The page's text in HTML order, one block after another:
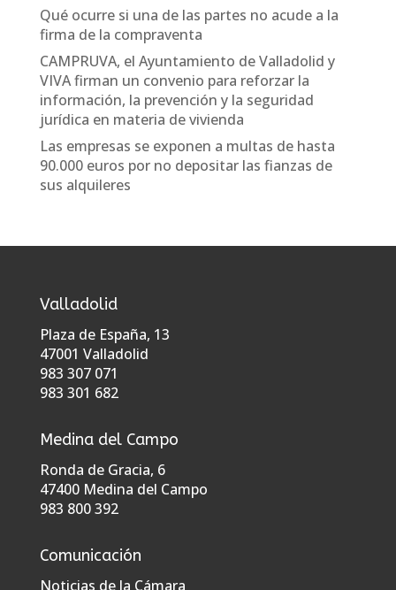
Qué ocurre si una de las partes no acude a la
firma de la compraventa
CAMPRUVA, el Ayuntamiento de Valladolid y
VIVA firman un convenio para reforzar la
información, la prevención y la seguridad
jurídica en materia de vivienda
Las empresas se exponen a multas de hasta
90.000 euros por no depositar las fianzas de
sus alquileres
Valladolid
Plaza de España, 13
47001 Valladolid
983 307 071
983 301 682
Medina del Campo
Ronda de Gracia, 6
47400 Medina del Campo
983 800 392
Comunicación
Noticias de la Cámara